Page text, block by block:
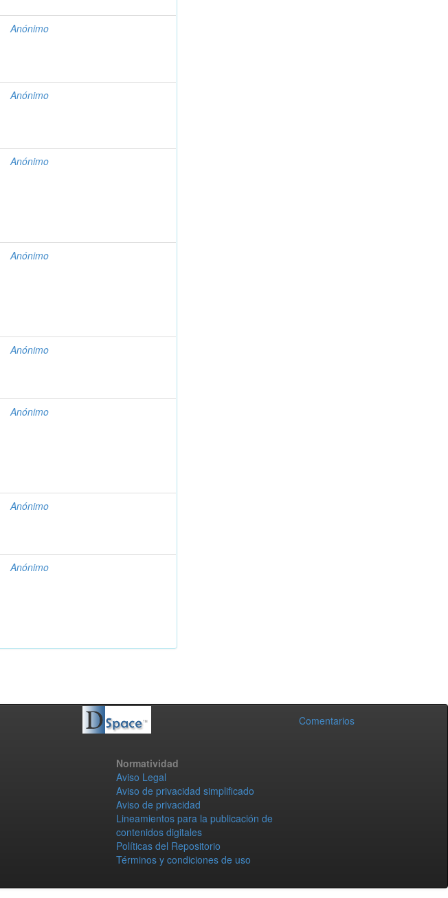
Anónimo
Anónimo
Anónimo
Anónimo
Anónimo
Anónimo
Anónimo
Anónimo
Comentarios
Normatividad
Aviso Legal
Aviso de privacidad simplificado
Aviso de privacidad
Lineamientos para la publicación de
contenidos digitales
Políticas del Repositorio
Términos y condiciones de uso